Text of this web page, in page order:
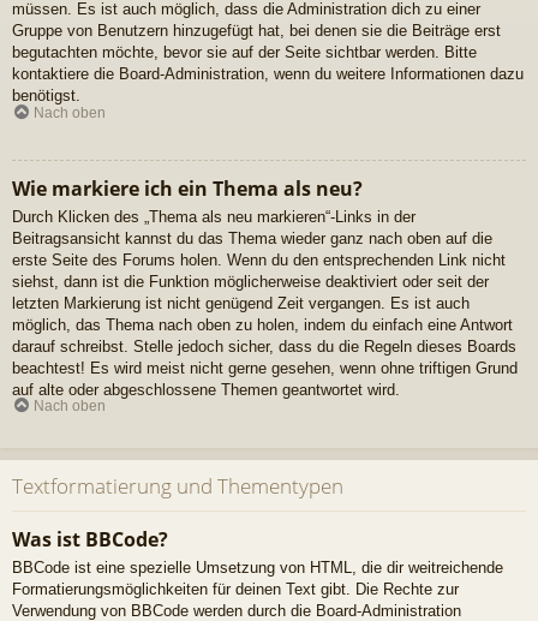
müssen. Es ist auch möglich, dass die Administration dich zu einer
Gruppe von Benutzern hinzugefügt hat, bei denen sie die Beiträge erst
begutachten möchte, bevor sie auf der Seite sichtbar werden. Bitte
kontaktiere die Board-Administration, wenn du weitere Informationen dazu
benötigst.
Nach oben
Wie markiere ich ein Thema als neu?
Durch Klicken des „Thema als neu markieren“-Links in der
Beitragsansicht kannst du das Thema wieder ganz nach oben auf die
erste Seite des Forums holen. Wenn du den entsprechenden Link nicht
siehst, dann ist die Funktion möglicherweise deaktiviert oder seit der
letzten Markierung ist nicht genügend Zeit vergangen. Es ist auch
möglich, das Thema nach oben zu holen, indem du einfach eine Antwort
darauf schreibst. Stelle jedoch sicher, dass du die Regeln dieses Boards
beachtest! Es wird meist nicht gerne gesehen, wenn ohne triftigen Grund
auf alte oder abgeschlossene Themen geantwortet wird.
Nach oben
Textformatierung und Thementypen
Was ist BBCode?
BBCode ist eine spezielle Umsetzung von HTML, die dir weitreichende
Formatierungsmöglichkeiten für deinen Text gibt. Die Rechte zur
Verwendung von BBCode werden durch die Board-Administration